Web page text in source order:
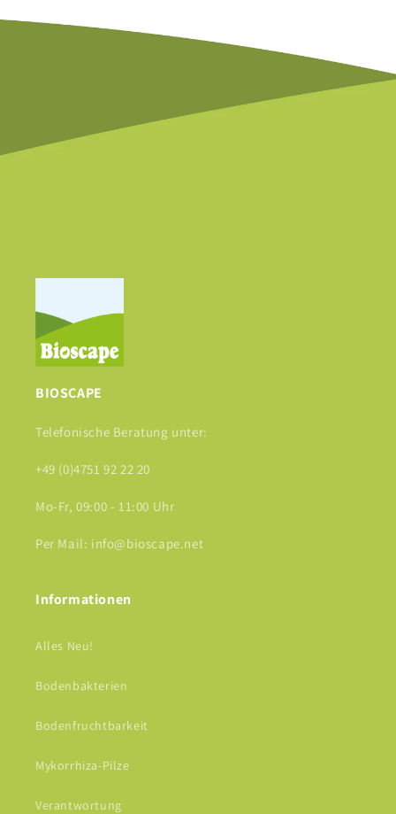
BIOSCAPE
Telefonische Beratung unter:
+49 (0)4751 92 22 20
Mo-Fr, 09:00 - 11:00 Uhr
Per Mail: info@bioscape.net
Informationen
Alles Neu!
Bodenbakterien
Bodenfruchtbarkeit
Mykorrhiza-Pilze
Verantwortung